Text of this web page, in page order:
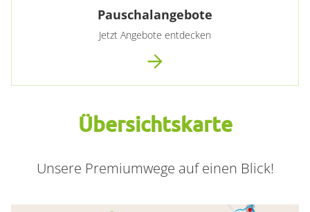
Pauschalangebote
Jetzt Angebote entdecken
Übersichtskarte
Unsere Premiumwege auf einen Blick!